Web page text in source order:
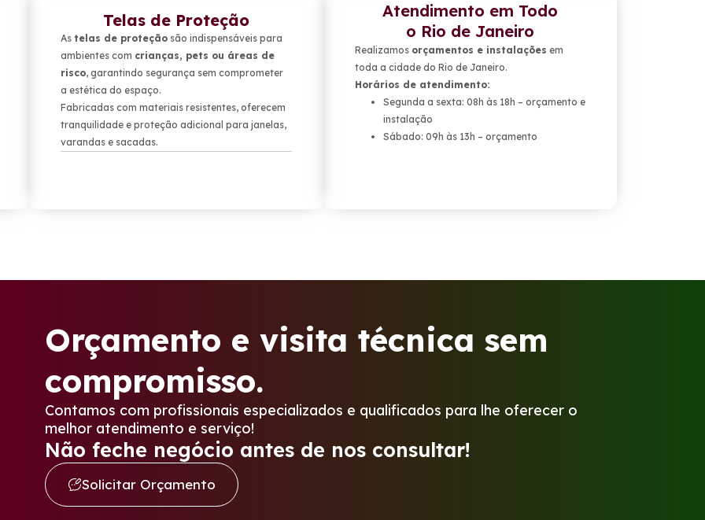
Telas de Proteção
As telas de proteção são indispensáveis para
ambientes com crianças, pets ou áreas de
risco, garantindo segurança sem comprometer
a estética do espaço.
Fabricadas com materiais resistentes, oferecem
tranquilidade e proteção adicional para janelas,
varandas e sacadas.
Atendimento em Todo
o Rio de Janeiro
Realizamos orçamentos e instalações em
toda a cidade do Rio de Janeiro.
Horários de atendimento:
Segunda a sexta: 08h às 18h – orçamento e
instalação
Sábado: 09h às 13h – orçamento
Orçamento e visita técnica sem
compromisso.
Contamos com profissionais especializados e qualificados para lhe oferecer o
melhor atendimento e serviço!
Não feche negócio antes de nos consultar!
Solicitar Orçamento